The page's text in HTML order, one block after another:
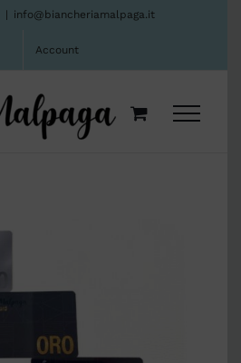
info@biancheriamalpaga.it
Account